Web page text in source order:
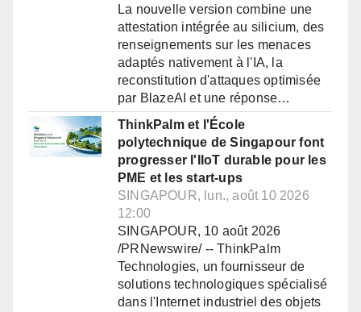
La nouvelle version combine une
attestation intégrée au silicium, des
renseignements sur les menaces
adaptés nativement à l'IA, la
reconstitution d'attaques optimisée
par BlazeAI et une réponse…
ThinkPalm et l'École
polytechnique de Singapour font
progresser l'IIoT durable pour les
PME et les start-ups
SINGAPOUR, lun., août 10 2026
12:00
SINGAPOUR, 10 août 2026
/PRNewswire/ -- ThinkPalm
Technologies, un fournisseur de
solutions technologiques spécialisé
dans l'Internet industriel des objets